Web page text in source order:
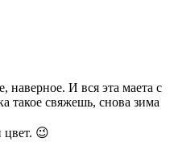
наверное. И вся эта маета с
свяжешь, снова зима
цвет. 😉